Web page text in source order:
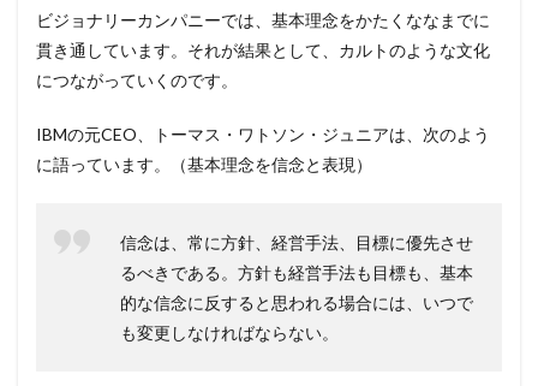
ビジョナリーカンパニーでは、基本理念をかたくななまでに
貫き通しています。それが結果として、カルトのような文化
につながっていくのです。
IBMの元CEO、トーマス・ワトソン・ジュニアは、次のよう
に語っています。（基本理念を信念と表現）
信念は、常に方針、経営手法、目標に優先させ
るべきである。方針も経営手法も目標も、基本
的な信念に反すると思われる場合には、いつで
も変更しなければならない。